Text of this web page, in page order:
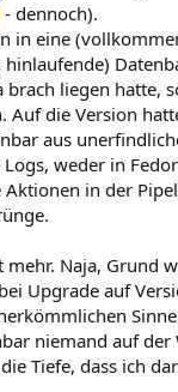
- dennoch).
in eine
brach liegen
die Version
aus
weder in
in der
Naja, Grund
Upgrade auf
niemand auf
Tiefe, dass ich